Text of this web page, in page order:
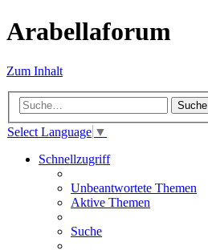
Arabellaforum
Zum Inhalt
Suche
Select Language ▼
Schnellzugriff
Unbeantwortete Themen
Aktive Themen
Suche